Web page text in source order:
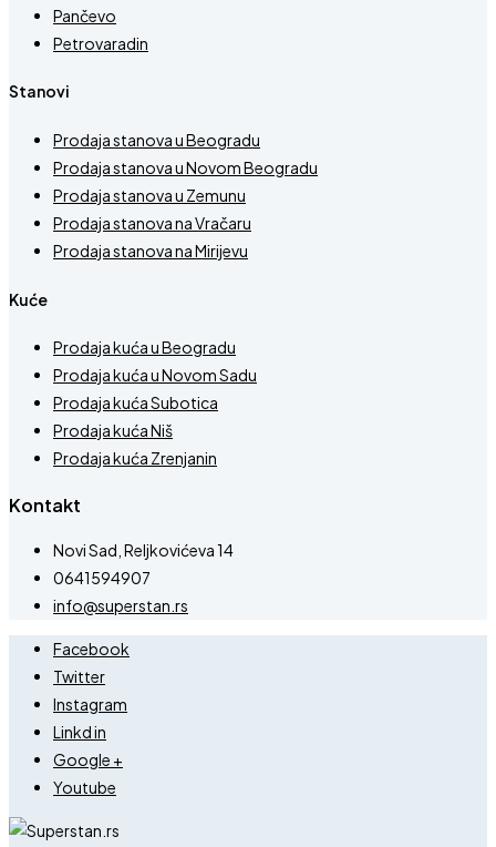
Pančevo
Petrovaradin
Stanovi
Prodaja stanova u Beogradu
Prodaja stanova u Novom Beogradu
Prodaja stanova u Zemunu
Prodaja stanova na Vračaru
Prodaja stanova na Mirijevu
Kuće
Prodaja kuća u Beogradu
Prodaja kuća u Novom Sadu
Prodaja kuća Subotica
Prodaja kuća Niš
Prodaja kuća Zrenjanin
Kontakt
Novi Sad, Reljkovićeva 14
0641594907
info@superstan.rs
Facebook
Twitter
Instagram
Linkd in
Google +
Youtube